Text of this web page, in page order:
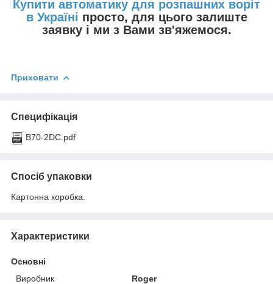
Купити автоматику для розпашних воріт
в Україні просто, для цього залиште
заявку і ми з Вами зв'яжемося.
Приховати
Специфікація
B70-2DC.pdf
Спосіб упаковки
Картонна коробка.
Характеристики
Основні
Виробник
Roger